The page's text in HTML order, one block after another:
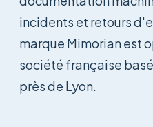
incidents et retours
marque Mimorian est
société française
près de Lyon.